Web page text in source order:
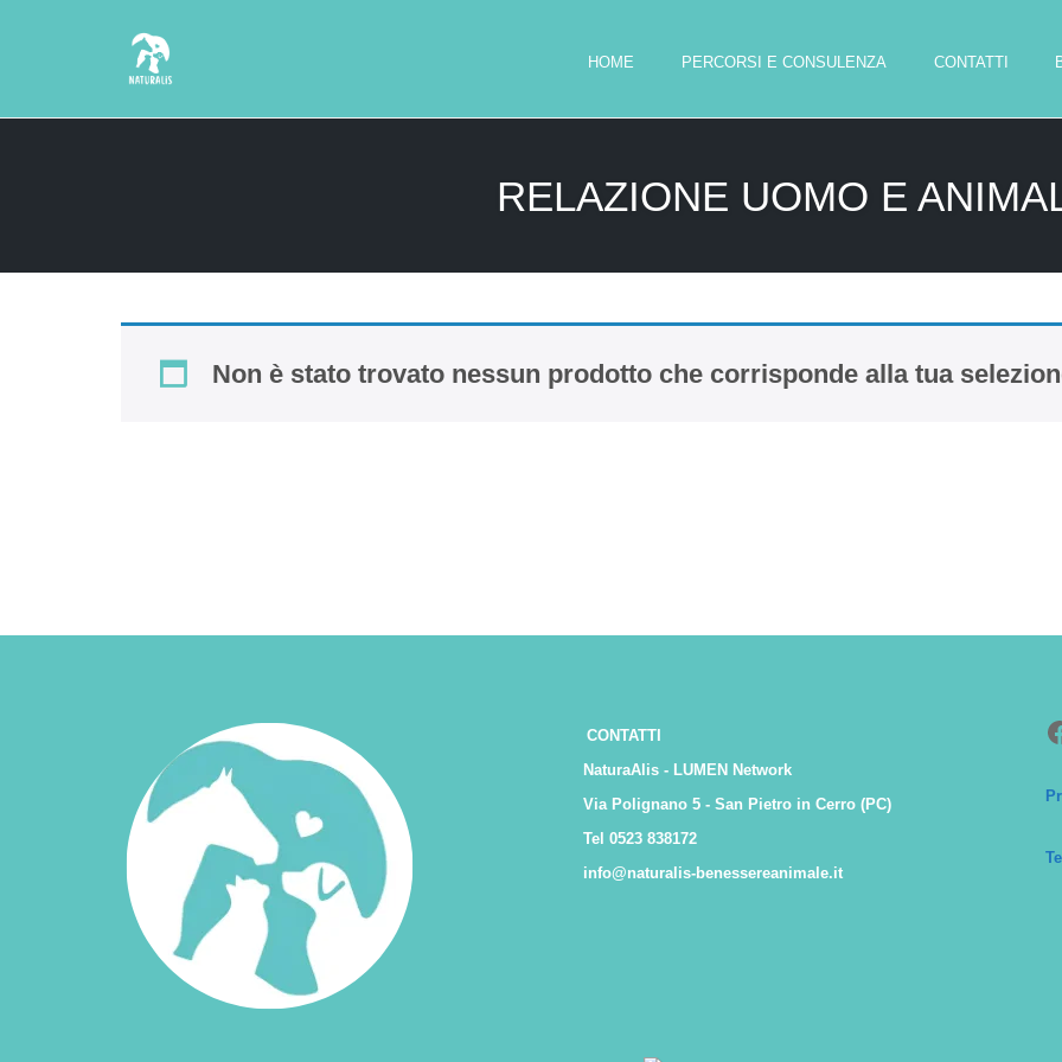
HOME PERCORSI E CONSULENZA CONTATTI
RELAZIONE UOMO E
Non è stato trovato nessun prodotto che corrisponde alla tua
CONTATTI
NaturaAlis - LUMEN Network
Via Polignano 5 - San Pietro in Cerro (PC)
Tel 0523 838172
info@naturalis-benessereanimale.it